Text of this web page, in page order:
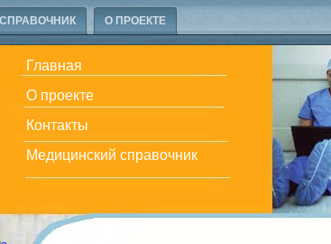
О ПРОЕКТЕ
Главная
О проекте
Контакты
Медицинский справочник